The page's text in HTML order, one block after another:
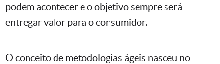
podem acontecer e o objetivo sempre será
entregar valor para o consumidor.
O conceito de metodologias ágeis nasceu no